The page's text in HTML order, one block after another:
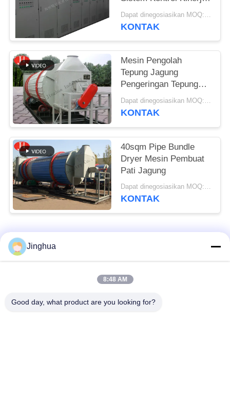
PRIVASI
Kerja Yang Stabil
Dapat dinegosiasikan MOQ:1 Set
KONTAK
Mesin Pengolah
Tepung Jagung
Pengeringan Tepung
10t / H
Dapat dinegosiasikan MOQ:1 set
KONTAK
40sqm Pipe Bundle
Dryer Mesin Pembuat
Pati Jagung
Dapat dinegosiasikan MOQ:1 set
KONTAK
Bad Request
Peralatan Pengolah
Jinghua
8:48 AM
Good day, what product are you looking for?